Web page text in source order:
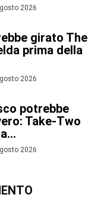
2026
girato The
prima della
2026
potrebbe
Take-Two
2026